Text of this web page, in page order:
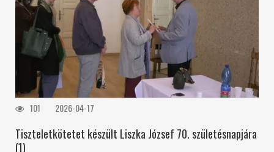
101 2026-04-17
Tiszteletkötetet készült Liszka József 70. születésnapjára
(1)